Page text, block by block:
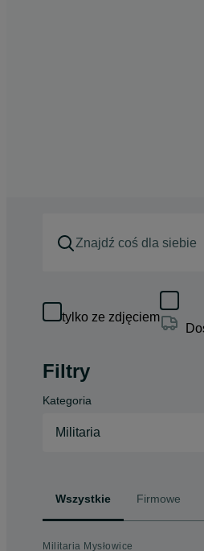
tylko ze zdjęciem
Filtry
Kategoria
Militaria
Wszystkie Firmowe
Militaria Mysłowice